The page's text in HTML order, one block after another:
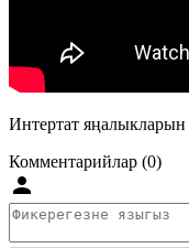
Интертат яңалыкларын
Комментарийлар (0)